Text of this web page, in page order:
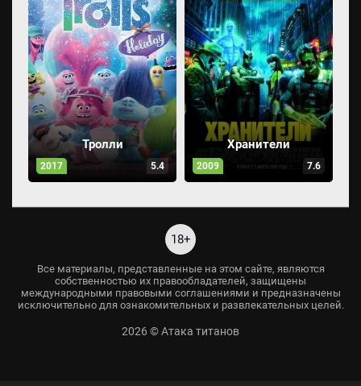
Тролли
2017 5.4
Хранители
2009 7.6
18+
Все материалы, представленные на этом сайте, являются
собственностью их правообладателей, защищены
международными правовыми соглашениями и предназначены
исключительно для ознакомительных и развлекательных целей.
2026 © Атака титанов